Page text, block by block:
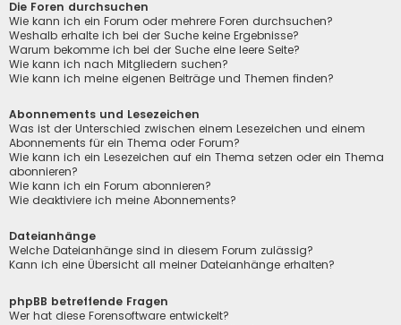
Die Foren durchsuchen
Wie kann ich ein Forum oder mehrere Foren durchsuchen?
Weshalb erhalte ich bei der Suche keine Ergebnisse?
Warum bekomme ich bei der Suche eine leere Seite?
Wie kann ich nach Mitgliedern suchen?
Wie kann ich meine eigenen Beiträge und Themen finden?
Abonnements und Lesezeichen
Was ist der Unterschied zwischen einem Lesezeichen und einem
Abonnements für ein Thema oder Forum?
Wie kann ich ein Lesezeichen auf ein Thema setzen oder ein Thema
abonnieren?
Wie kann ich ein Forum abonnieren?
Wie deaktiviere ich meine Abonnements?
Dateianhänge
Welche Dateianhänge sind in diesem Forum zulässig?
Kann ich eine Übersicht all meiner Dateianhänge erhalten?
phpBB betreffende Fragen
Wer hat diese Forensoftware entwickelt?